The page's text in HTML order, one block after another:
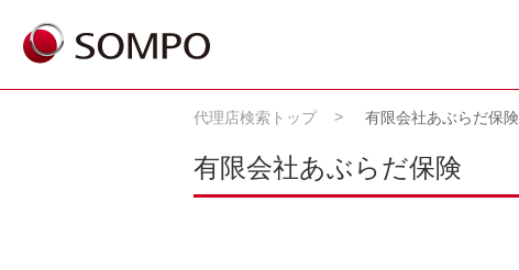
代理店検索トップ 有限会社あぶらだ保険
有限会社あぶらだ保険